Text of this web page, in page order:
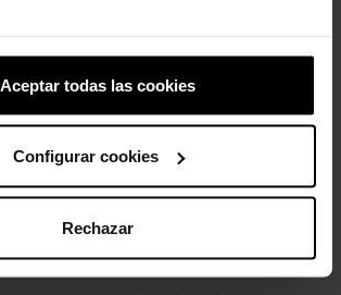
Aceptar todas las cookies
Configurar cookies
Rechazar